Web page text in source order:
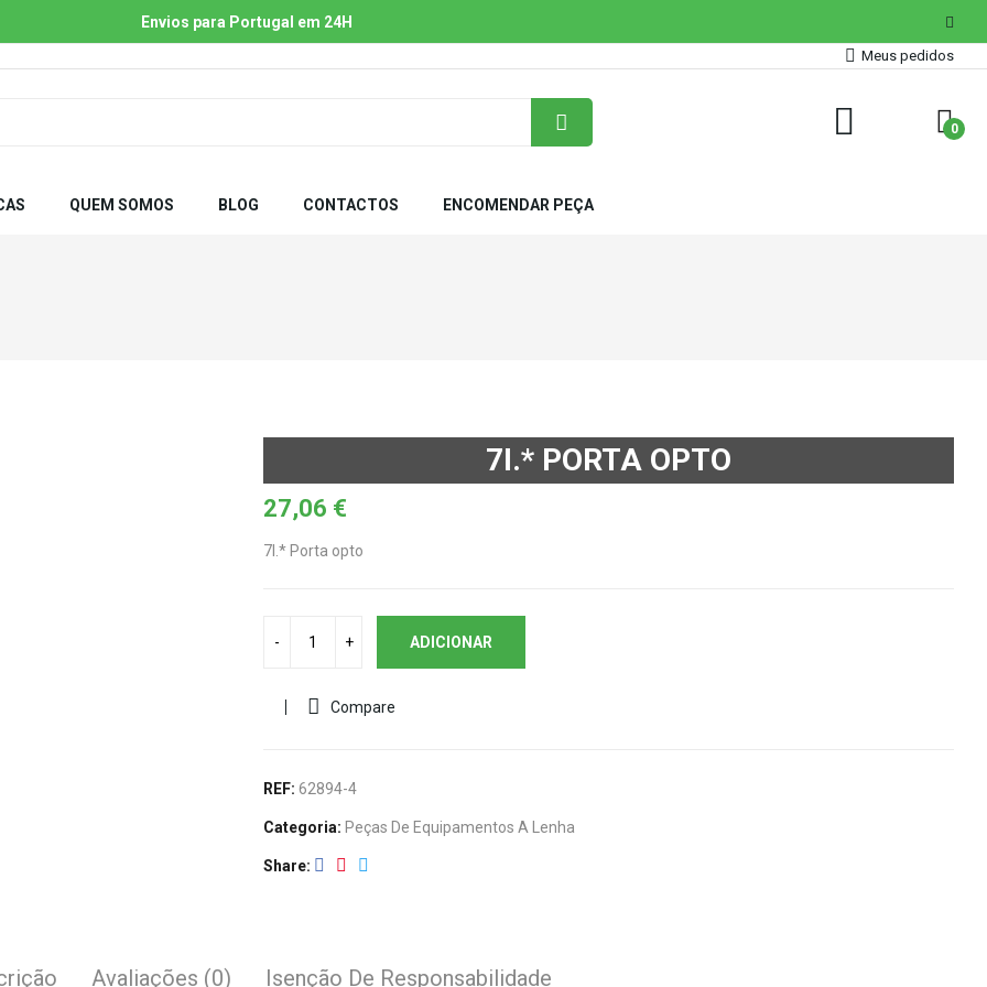
Envios para Portugal em 24H
Meus pedidos
0
QUEM SOMOS BLOG CONTACTOS ENCOMENDAR PEÇA
7I.* PORTA OPTO
27,06 €
7I.* Porta opto
ADICIONAR
Compare
REF: 62894-4
Categoria: Peças De Equipamentos A Lenha
Share
Avaliações (0) Isenção De Responsabilidade